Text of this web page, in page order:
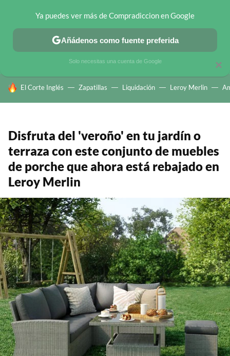
CHOLLOS TELEGRAM OFERTAS EN MÓVILES OFERTAS EN
HOY SE HABLA DE
El Corte Inglés Zapatillas Liquidación Leroy Merlin
Disfruta del 'veroño' en tu jardín o
terraza con este conjunto de muebles
de porche que ahora está rebajado en
Leroy Merlin
×
Ya puedes ver más de Compradiccion en Google
Añádenos como fuente preferida
Solo necesitas una cuenta de Google